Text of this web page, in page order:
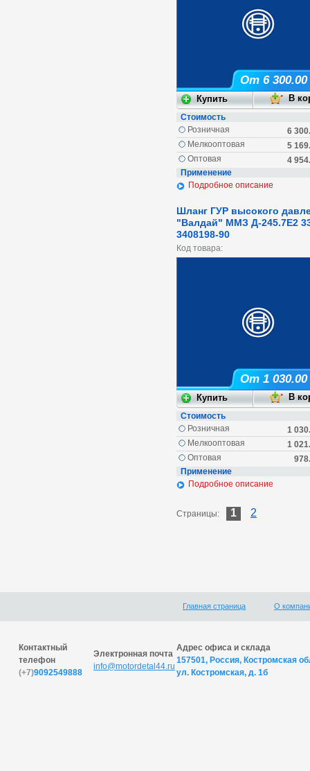
От 6 300.00
Стоимость
6
Розничная
5
Мелкооптовая
4
Оптовая
Применение
Подробное описание
Шланг ГУР высокого
"Валдай" ММЗ Д-245.7Е2
3408198-90
Код товара:
От 1 030.00
Стоимость
1
Розничная
1
Мелкооптовая
Оптовая
Применение
Подробное описание
Страницы: 1 2
Главная страница О
Контактный
телефон
(+7)9092549888
Электронная почта
info@motordetal44.ru
Адрес офиса и склада
157501, Россия, Костромская
ул. Костромская, д. 1б